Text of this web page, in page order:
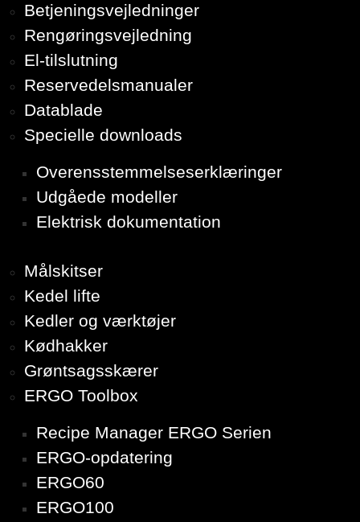
Betjeningsvejledninger
Rengøringsvejledning
El-tilslutning
Reservedelsmanualer
Datablade
Specielle downloads
Overensstemmelseserklæringer
Udgåede modeller
Elektrisk dokumentation
Målskitser
Kedel lifte
Kedler og værktøjer
Kødhakker
Grøntsagsskærer
ERGO Toolbox
Recipe Manager ERGO Serien
ERGO-opdatering
ERGO60
ERGO100